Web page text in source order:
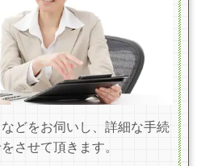
などをお伺いし、詳細な手続
させて頂きます。